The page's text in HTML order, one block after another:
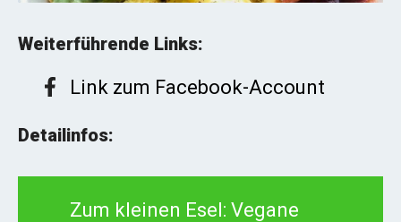
Weiterführende Links:
Link zum Facebook-Account
Detailinfos:
Zum kleinen Esel: Vegane